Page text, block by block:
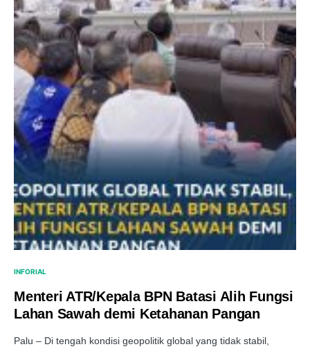
INFORIAL
Menteri ATR/Kepala BPN Batasi Alih Fungsi
Lahan Sawah demi Ketahanan Pangan
Palu – Di tengah kondisi geopolitik global yang tidak stabil,